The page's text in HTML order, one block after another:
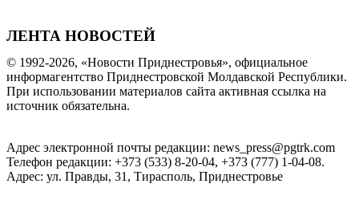
ЛЕНТА НОВОСТЕЙ
© 1992-2026, «Новости Приднестровья», официальное
информагентство Приднестровской Молдавской Республики.
При использовании материалов сайта активная ссылка на
источник обязательна.
Адрес электронной почты редакции: news_press@pgtrk.com
Телефон редакции: +373 (533) 8-20-04, +373 (777) 1-04-08.
Адрес: ул. Правды, 31, Тирасполь, Приднестровье